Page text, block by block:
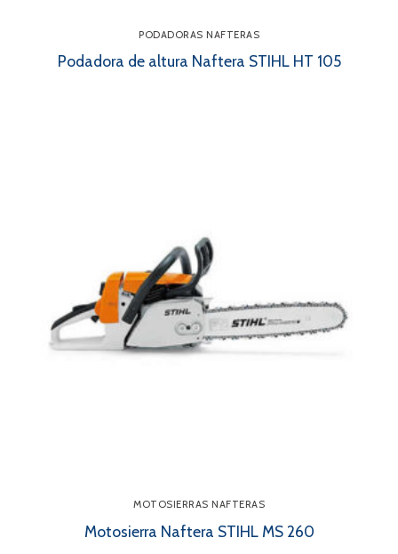
PODADORAS NAFTERAS
Podadora de altura Naftera STIHL HT 105
MOTOSIERRAS NAFTERAS
Motosierra Naftera STIHL MS 260